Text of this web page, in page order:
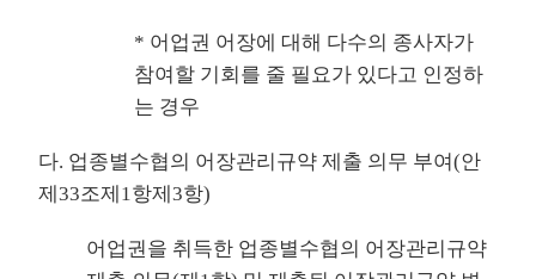
* 어업권 어장에 대해 다수의 종사자가
참여할 기회를 줄 필요가 있다고 인정하
는 경우
다. 업종별수협의 어장관리규약 제출 의무 부여(안
제33조제1항제3항)
어업권을 취득한 업종별수협의 어장관리규약